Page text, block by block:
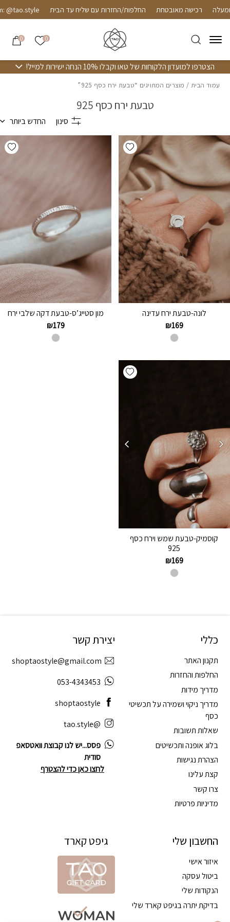
Skip to Contentרכישה מאובטחת החלפות/החזרות עם שליח עד הבית
0 הרשימה
0
הצטרפו למועדון הלקוחות של טאו וקבלו 10% הנחה ישירות למייל!
עמוד הבית / מוצרים המתויגים “טבעת ירח כסף 925”
טבעת ירח כסף 925
סינון החדש ביותר
Add wishlist
לונה-טבעת ירח עדינה
₪169
מון סטייג’ס-טבעת דקה שלבי ירח
₪179
Add wishlist
קוסמיק-טבעת שמש וירח כסף
925
₪169
כללי
תקנון האתר
החלפות והחזרות
מדריך מידות
מדריך ניקוי ושמירה על תכשיטי
כסף
שאלות תשובות
בלוג אופנה ותכשיטים
הצהרת נגישות
קצת עלינו
צרו קשר
מדיניות פרטיות
החשבון שלי
איזור אישי
ביטול עסקה
הנקודות שלי
בדיקת יתרה בגיפט קארד שלי
יצירת קשר
shoptaostyle@gmail.com
053-4343453
shoptaostyle
@tao.style
פסס...יש לנו קבוצת וואטסאפ
סודית
לחצו כאן כדי להצטרף
גיפט קארד
בחזרה למעלה